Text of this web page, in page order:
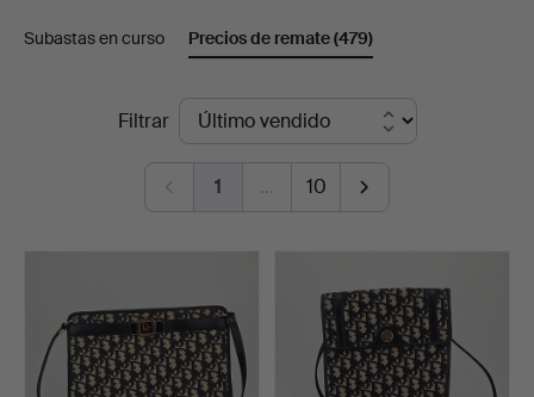
accesorios
Auktionshuset
Subastas en curso Precios de remate(479)
Filtrar
1 … 10